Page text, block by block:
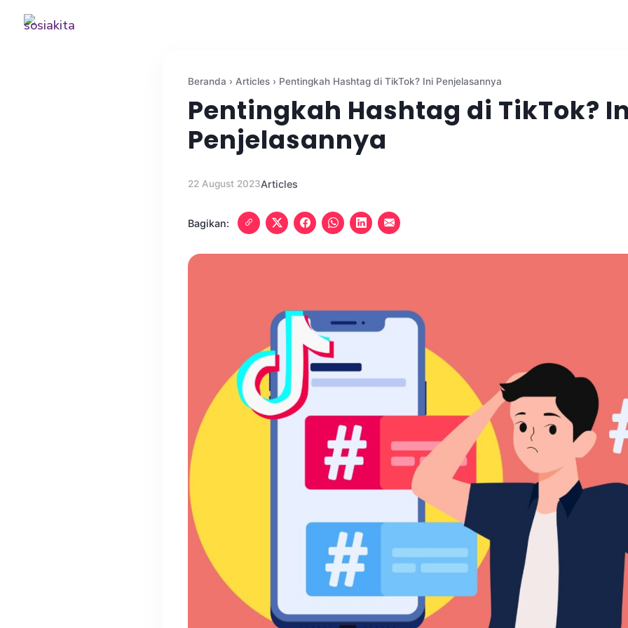
Beranda › Articles › Pentingkah Hashtag di TikTok? Ini Penjelasannya
Pentingkah Hashtag di TikTok?
Penjelasannya
22 August 2023Articles
Bagikan: